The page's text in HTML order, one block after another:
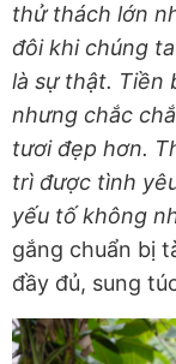
thử thách lớn
đôi khi chúng
là sự thật. Tiền
nhưng chắc
tươi đẹp hơn.
trì được tình
yếu tố không
gắng chuẩn bị
đầy đủ, sung